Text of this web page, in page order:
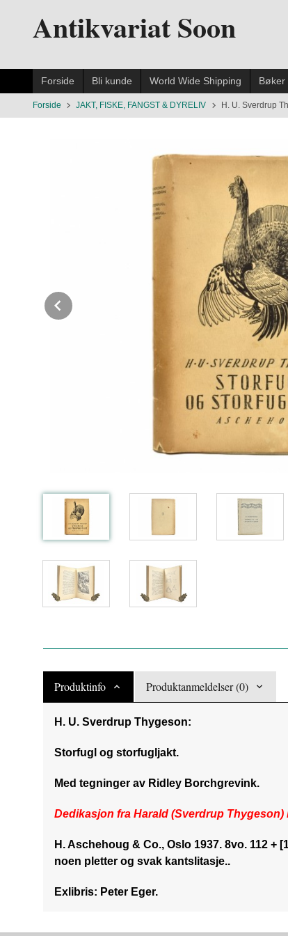
innholdetAntikvariat Soon
Forside Bli kunde World Wide Shipping Bøker
Forside JAKT, FISKE, FANGST & DYRELIV H. U. Sverdrup
Produktinfo Produktanmeldelser (0)
H. U. Sverdrup Thygeson:
Storfugl og storfugljakt.
Med tegninger av Ridley Borchgrevink.
Dedikasjon fra Harald (Sverdrup Thygeson)
H. Aschehoug & Co., Oslo 1937. 8vo. 112
noen pletter og svak kantslitasje..
Exlibris: Peter Eger.